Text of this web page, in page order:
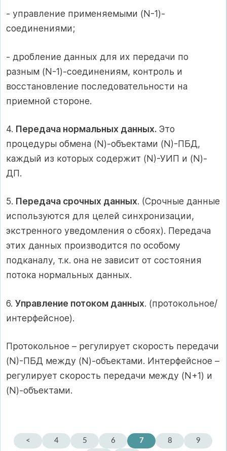
- управление применяемыми (N-1)-
соединениями;
- дробление данных для их передачи по
разным (N-1)-соединениям, контроль и
восстановление последовательности на
приемной стороне.
4. Передача нормальных данных. Это
процедуры обмена (N)-объектами (N)-ПБД,
каждый из которых содержит (N)-УИП и (N)-
ДП.
5. Передача срочных данных. (Срочные данные
используются для целей синхронизации,
экстренного уведомления о сбоях). Передача
этих данных производится по особому
подканалу, т.к. она не зависит от состояния
потока нормальных данных.
6. Управление потоком данных. (протокольное/
интерфейсное).
Протокольное – регулирует скорость передачи
(N)-ПБД между (N)-объектами. Интерфейсное –
регулирует скорость передачи между (N+1) и
(N)-объектами.
< 4 5 6 7 8 9